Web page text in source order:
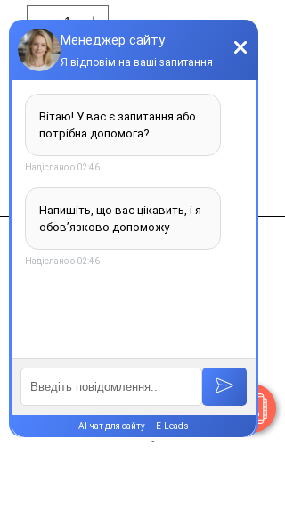
Купити
Виробник
Контакти
Пн-Пт:9.00-19.00
Сб-Нд:9.00-16.00